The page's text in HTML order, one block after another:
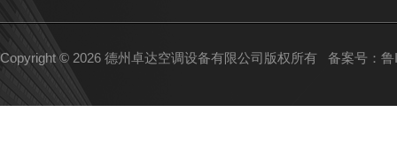
Copyright © 2026 德州卓达空调设备有限公司版权所有 备案号：